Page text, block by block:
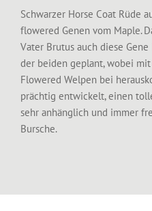
Schwarzer Horse Coat Rüde
flowered Genen vom Maple.
Vater Brutus auch diese
der beiden geplant, wobei
Flowered Welpen bei
prächtig entwickelt, einen
sehr anhänglich und immer
Bursche.